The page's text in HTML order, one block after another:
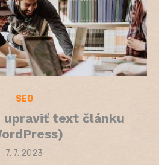
SEO
upraviť text článku
Posted
7. 7. 2023